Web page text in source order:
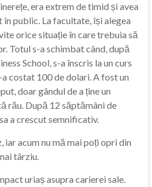
era extrem de timid și avea
public. La facultate, își alegea
orice situație în care trebuia să
Totul s-a schimbat când, după
School, s-a înscris la un curs
costat 100 de dolari. A fost un
doar gândul de a ține un
rău. După 12 săptămâni de
a crescut semnificativ.
iar acum nu mă mai poți opri din
târziu.
uriaș asupra carierei sale.